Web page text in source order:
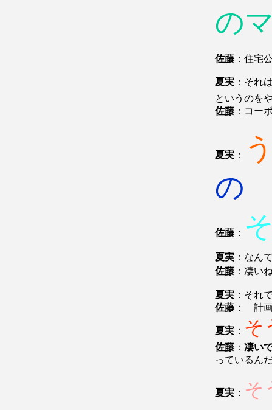
の
佐藤 ：住宅
夏実 ：それ
というのを
佐藤 ：コー
夏実 ：
の
佐藤 ：
夏実 ：なん
佐藤 ：凄い
夏実 ：それ
佐藤 ： 計
夏実 ： そ
佐藤 ： 凄い
っているん
夏実 ： そ